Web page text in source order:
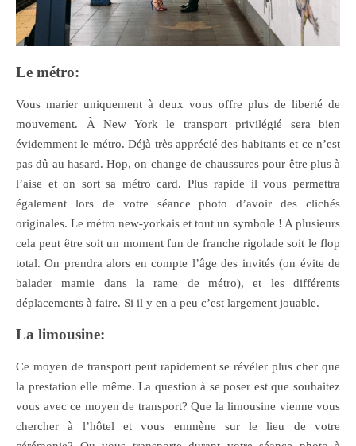
Le métro:
Vous marier uniquement à deux vous offre plus de liberté de
mouvement. À New York le transport privilégié sera bien
évidemment le métro. Déjà très apprécié des habitants et ce n’est
pas dû au hasard. Hop, on change de chaussures pour être plus à
l’aise et on sort sa métro card. Plus rapide il vous permettra
également lors de votre séance photo d’avoir des clichés
originales. Le métro new-yorkais et tout un symbole ! A plusieurs
cela peut être soit un moment fun de franche rigolade soit le flop
total. On prendra alors en compte l’âge des invités (on évite de
balader mamie dans la rame de métro), et les différents
déplacements à faire. Si il y en a peu c’est largement jouable.
La limousine:
Ce moyen de transport peut rapidement se révéler plus cher que
la prestation elle même. La question à se poser est que souhaitez
vous avec ce moyen de transport? Que la limousine vienne vous
chercher à l’hôtel et vous emmène sur le lieu de votre